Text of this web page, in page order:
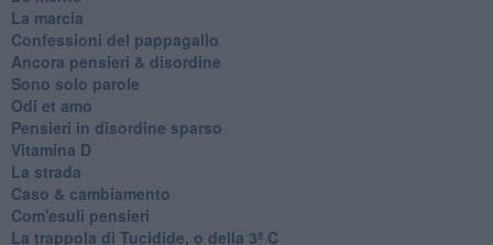
La marcia
Confessioni del pappagallo
Ancora pensieri & disordine
Sono solo parole
Odi et amo
Pensieri in disordine sparso
Vitamina D
La strada
Caso & cambiamento
Com'esuli pensieri
La trappola di Tucidide, o della 3ª C